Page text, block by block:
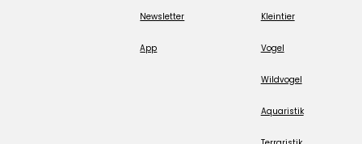
Newsletter
App
Kleintier
Vogel
Wildvogel
Aquaristik